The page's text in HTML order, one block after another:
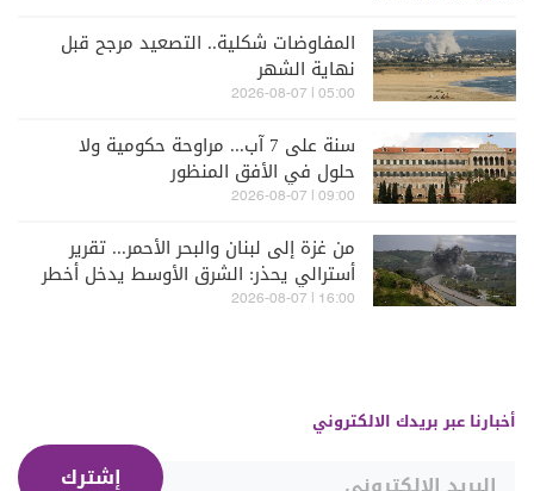
المفاوضات شكلية.. التصعيد مرجح قبل
نهاية الشهر
05:00 | 2026-08-07
سنة على 7 آب... مراوحة حكومية ولا
حلول في الأفق المنظور
09:00 | 2026-08-07
من غزة إلى لبنان والبحر الأحمر... تقرير
أسترالي يحذر: الشرق الأوسط يدخل أخطر
مراحله
16:00 | 2026-08-07
أخبارنا عبر بريدك الالكتروني
إشترك